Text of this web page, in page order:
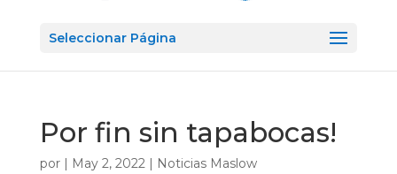
Seleccionar Página
Por fin sin tapabocas!
por | May 2, 2022| Noticias Maslow